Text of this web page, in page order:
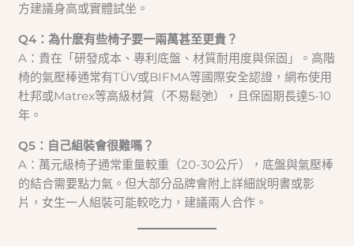
方建議身高或實體試坐。
Q4：為什麽有些椅子要一兩萬甚至更貴？
A：貴在「研發成本、專利底盤、材質耐用度與保固」。高階
椅的氣壓棒通常有TÜV或BIFMA等國際安全認證，網布使用
杜邦或Matrex等高級材質（不易鬆弛），且保固期長達5-10
年。
Q5：自己組裝會很難嗎？
A：萬元級椅子通常重量較重（20-30公斤），底盤與氣壓棒
的結合需要點力氣。但大部分品牌會附上詳細說明書或影
片，女生一人組裝可能較吃力，建議兩人合作。